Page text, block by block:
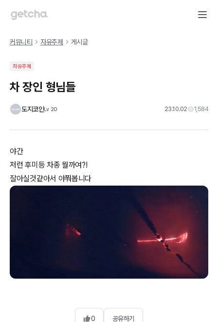
커뮤니티 자유주제 게시글
자유주제
차 장인 형님들
도지코인Lv 20 23.10.02 1,584
야간
저런 후미등 차종 뭘까여?!
잘아실것같아서 야쭤봅니다
0 공유하기